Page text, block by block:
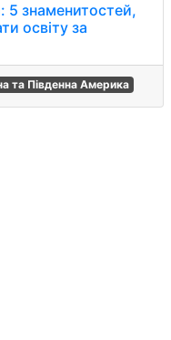
5 знаменитостей,
освіту за
та Південна Америка